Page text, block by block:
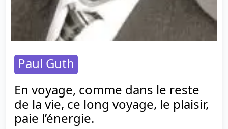
Paul Guth
En voyage, comme dans le reste
de la vie, ce long voyage, le plaisir,
paie l’énergie.